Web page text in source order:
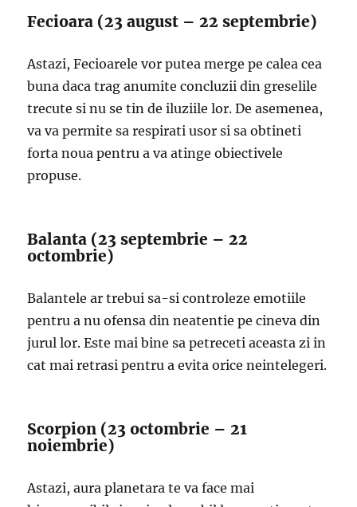
Fecioara (23 august – 22 septembrie)
Astazi, Fecioarele vor putea merge pe calea cea
buna daca trag anumite concluzii din greselile
trecute si nu se tin de iluziile lor. De asemenea,
va va permite sa respirati usor si sa obtineti
forta noua pentru a va atinge obiectivele
propuse.
Balanta (23 septembrie – 22
octombrie)
Balantele ar trebui sa-si controleze emotiile
pentru a nu ofensa din neatentie pe cineva din
jurul lor. Este mai bine sa petreceti aceasta zi in
cat mai retrasi pentru a evita orice neintelegeri.
Scorpion (23 octombrie – 21
noiembrie)
Astazi, aura planetara te va face mai